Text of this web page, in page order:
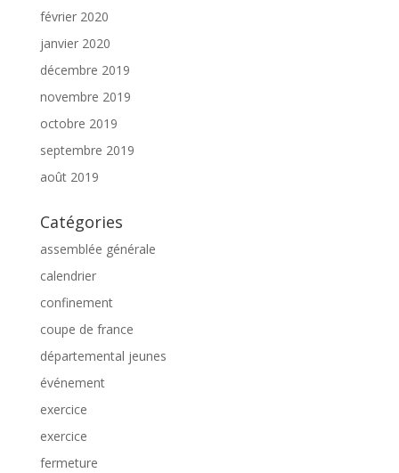
février 2020
janvier 2020
décembre 2019
novembre 2019
octobre 2019
septembre 2019
août 2019
Catégories
assemblée générale
calendrier
confinement
coupe de france
départemental jeunes
événement
exercice
exercice
fermeture